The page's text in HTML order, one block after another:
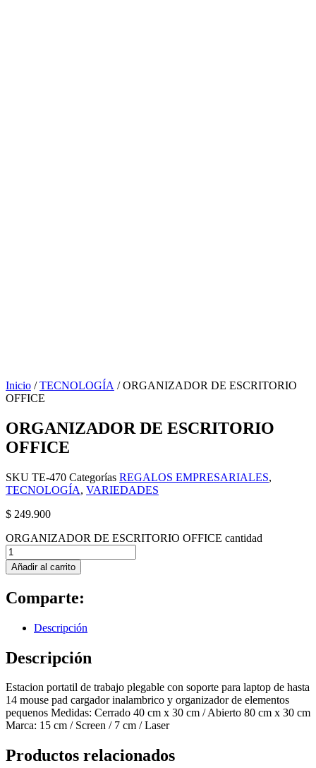
Inicio /TECNOLOGÍA / ORGANIZADOR DE ESCRITORIO
OFFICE
ORGANIZADOR DE ESCRITORIO
OFFICE
SKU TE-470 Categorías REGALOS EMPRESARIALES,
TECNOLOGÍA, VARIEDADES
$ 249.900
ORGANIZADOR DE ESCRITORIO OFFICE cantidad
Añadir al carrito
Comparte:
Descripción
Descripción
Estacion portatil de trabajo plegable con soporte para laptop de hasta
14 mouse pad cargador inalambrico y organizador de elementos
pequenos Medidas: Cerrado 40 cm x 30 cm / Abierto 80 cm x 30 cm
Marca: 15 cm / Screen / 7 cm / Laser
Productos relacionados